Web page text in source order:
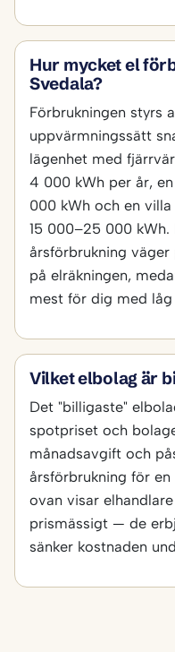
Hur mycket el
Svedala?
Förbrukningen styrs
uppvärmningssätt
lägenhet med
4 000 kWh per år,
000 kWh och en
15 000–25 000
årsförbrukning
på elräkningen,
mest för dig med
Vilket elbolag är
Det "billigaste"
spotpriset och
månadsavgift och
årsförbrukning för
ovan visar
prismässigt — de
sänker kostnaden